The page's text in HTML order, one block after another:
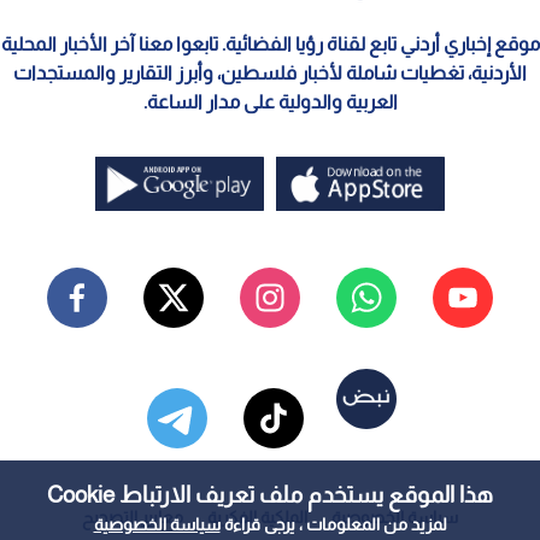
هذا الموقع يستخدم ملف تعريف الارتباط Cookie
لمزيد من المعلومات ، يرجى قراءةسياسة الخصوصية
موقع إخباري أردني تابع لقناة رؤيا الفضائية. تابعوا معنا آخر الأخبار المحلية
الأردنية، تغطيات شاملة لأخبار فلسطين، وأبرز التقارير والمستجدات
العربية والدولية على مدار الساعة.
سياسة الخصوصية الملكية الفكرية معايير التصحيح